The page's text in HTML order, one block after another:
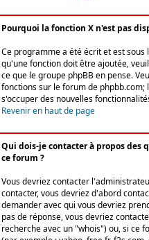
Pourquoi la fonction X n'est pas
Ce programme a été écrit et est sous
qu'une fonction doit être ajoutée,
ce que le groupe phpBB en pense.
fonctions sur le forum de
s'occuper des nouvelles
Revenir en haut de page
Qui dois-je contacter à propos
ce forum ?
Vous devriez contacter
contacter, vous devriez d'abord
demander avec qui vous devriez
pas de réponse, vous devriez
recherche avec un "whois") ou, si ce